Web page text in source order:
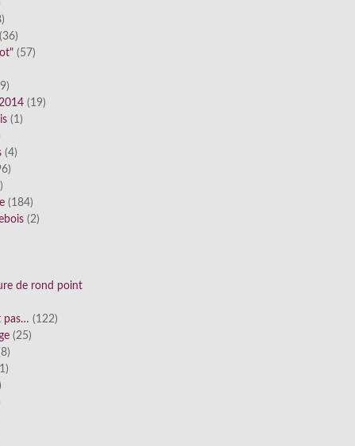
(36)
(57)
(19)
(1)
(4)
(184)
(2)
de rond point
pas… (122)
(25)